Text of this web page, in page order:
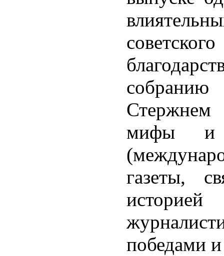
собранию
Стержнем
мифы и
газеты,
победами